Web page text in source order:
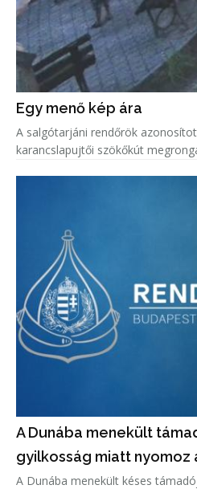
Egy menő kép ára
A salgótarjáni rendőrök
karancslapujtői szökőkút
A Dunába menekült
gyilkosság miatt nyomoz
A Dunába menekült késes